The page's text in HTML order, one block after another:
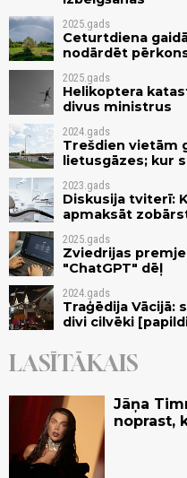
2025.gads
Ceturtdiena
nodārdēt
2025.gads
Helikoptera
divus ministrus
2024.gads
Trešdien vietām
lietusgāzes; kur
2023.gads
Diskusija tviterī:
apmaksāt
2025.gads
Zviedrijas
"ChatGPT" dēļ
2024.gads
Traģēdija Vācijā:
divi cilvēki
LASĪTĀKAIS
Jāņa
noprast,